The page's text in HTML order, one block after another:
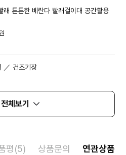
래 튼튼한 베란다 빨래걸이대 공간활용
／ 건조기장
체보기
평(5) 상품문의 연관상품